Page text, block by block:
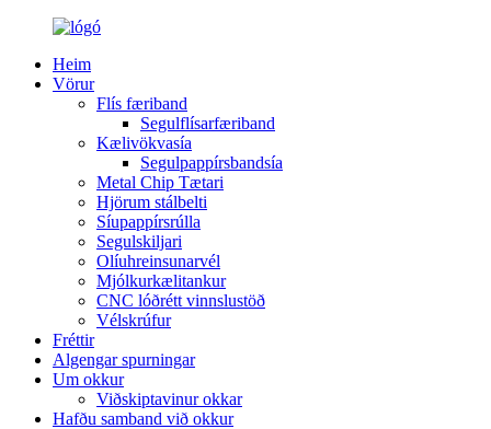
Heim
Vörur
Flís færiband
Segulflísarfæriband
Kælivökvasía
Segulpappírsbandsía
Metal Chip Tætari
Hjörum stálbelti
Síupappírsrúlla
Segulskiljari
Olíuhreinsunarvél
Mjólkurkælitankur
CNC lóðrétt vinnslustöð
Vélskrúfur
Fréttir
Algengar spurningar
Um okkur
Viðskiptavinur okkar
Hafðu samband við okkur